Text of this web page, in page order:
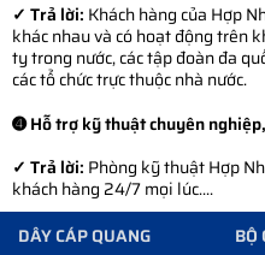
✓ Trả lời: Khách hàng của Hợp
khác nhau và có hoạt động trên
ty trong nước, các tập đoàn đa
các tổ chức trực thuộc nhà nước.
➍ Hỗ trợ kỹ thuật chuyên
✓ Trả lời: Phòng kỹ thuật Hợp
khách hàng 24/7 mọi lúc....
DÂY CÁP QUANG
BỘ